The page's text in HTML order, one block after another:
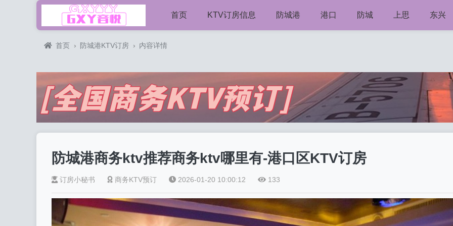
首页 KTV订房信息 防城港 港口 防城 上思 东兴
首页 › 防城港KTV订房 › 内容详情
防城港商务ktv推荐商务ktv哪里有-港口区KTV订房
订房小秘书 商务KTV预订 2026-01-20 10:00:12 133